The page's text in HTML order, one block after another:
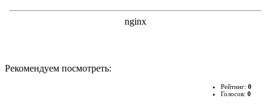
Рекомендуем посмотреть:
Рейтинг: 0
Голосов: 0